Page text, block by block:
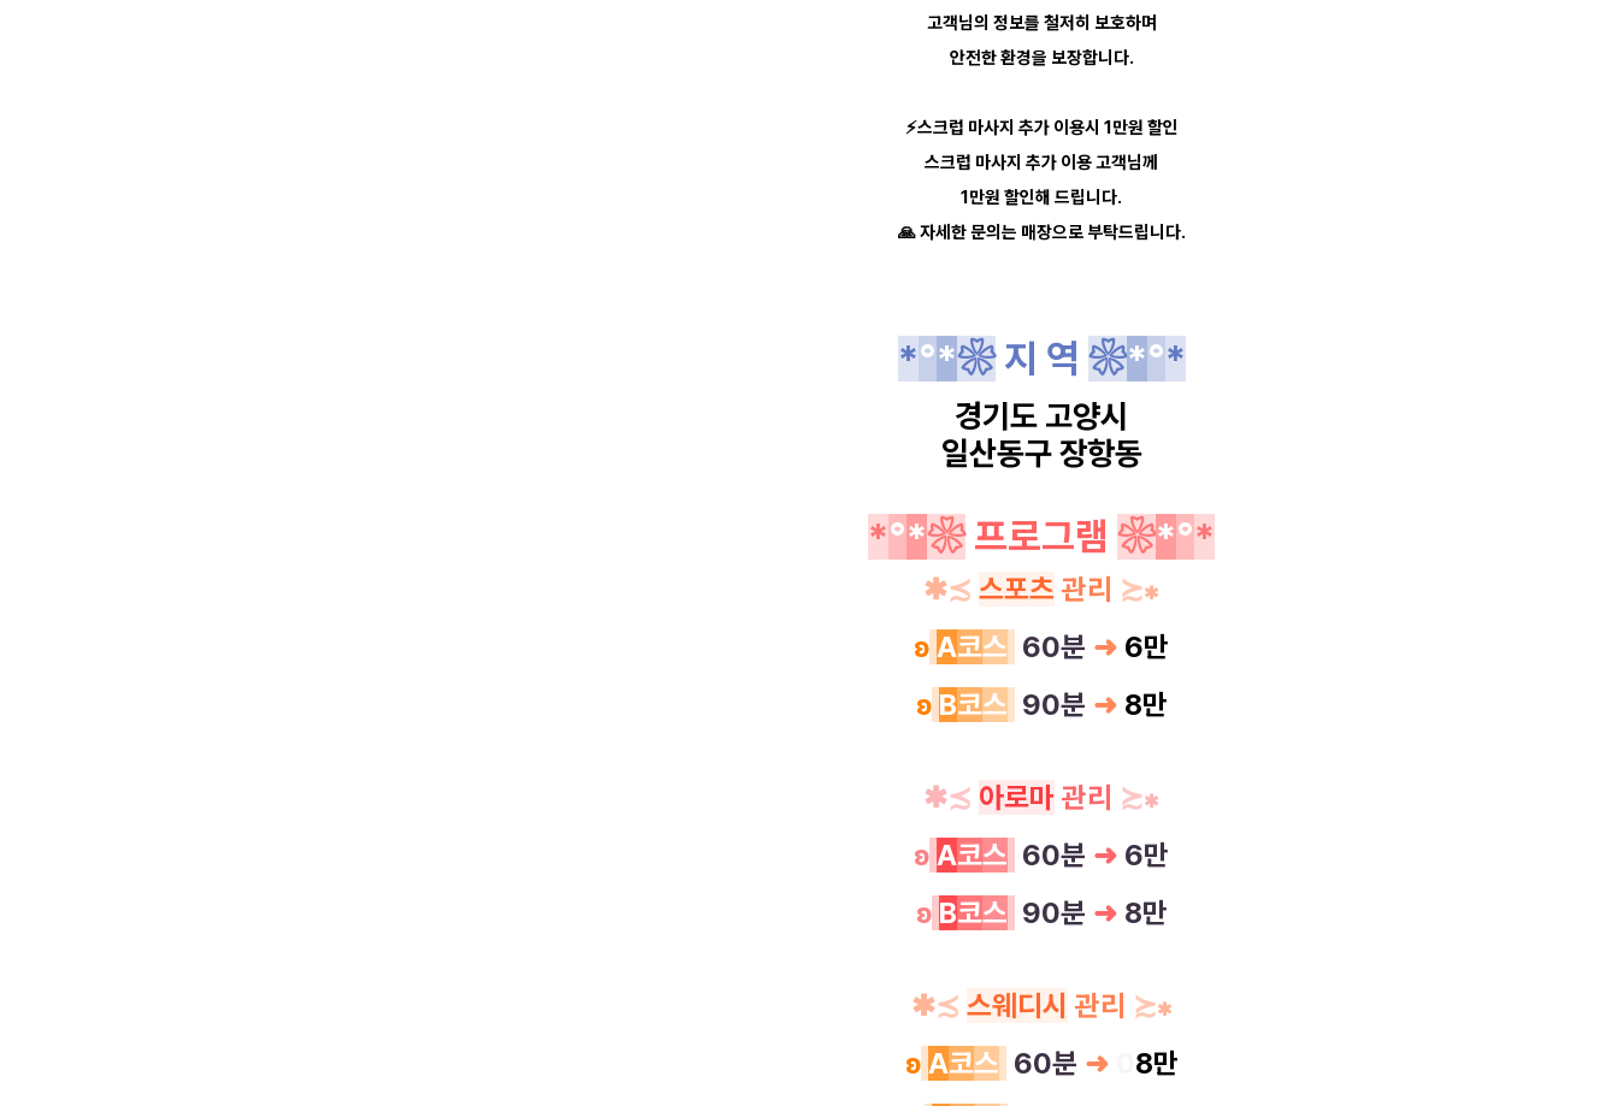
고객님의 정보를 철저히 보호하며
안전한 환경을 보장합니다.
⚡스크럽 마사지 추가 이용시 1만원 할인
스크럽 마사지 추가 이용 고객님께
1만원 할인해 드립니다.
🙏 자세한 문의는 매장으로 부탁드립니다.
*°*❀지 역 ❀*°*
경기도 고양시
일산동구 장항동
*°*❀ 프로그램 ❀*°*
✱≾ 스포츠 관리 ≿✱
ʚ A코스 60분 ➜ 6만
ʚ B코스 90분 ➜ 8만
✱≾ 아로마관리 ≿✱
ʚ A코스 60분 ➜ 6만
ʚ B코스 90분 ➜8만
✱≾ 스웨디시 관리 ≿✱
ʚ A코스 60분 ➜
8만